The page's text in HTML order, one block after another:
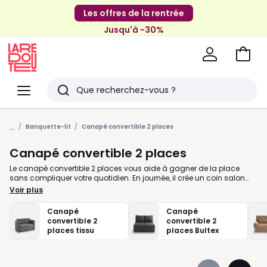
Les offres de la rentrée
Jusqu'à -30%
Menu
Redoute
Rechercher
Derniers
articles
vus
Aller
... Banquette-lit Canapé convertible 2 places
Canapé convertible 2 places
Le canapé convertible 2 places vous aide à gagner de la place
sans compliquer votre quotidien. En journée, il crée un coin salon
confortable pour lire, discuter ou regarder un film. Le soir, il se
transforme en couchage d’appoint ou en lit régulier selon vos
besoins. Chez La Redoute, nous vous proposons des modèles
adaptés aux petits espaces, studios, chambres d’amis ou séjours
multifonctions. Vous pouvez choisir le type d’ouverture qui vous
convient le mieux, un matelas pensé pour un usage occasionnel ou
fermé et une fois déplié. Pensez aussi à la qualité de l’assise, à la
Voir plus
Canapé
convertible 2
places tissu
Canapé
convertible 2
places Bultex